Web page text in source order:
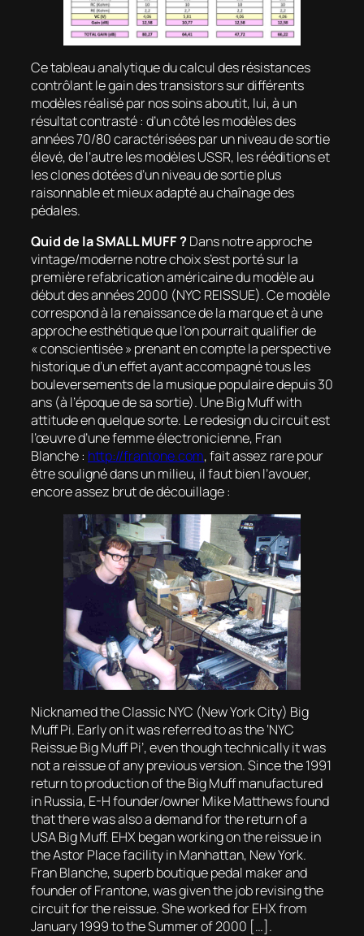
Ce tableau analytique du calcul des résistances
contrôlant le gain des transistors sur différents
modèles réalisé par nos soins aboutit, lui, à un
résultat contrasté : d’un côté les modèles des
années 70/80 caractérisées par un niveau de sortie
élevé, de l’autre les modèles USSR, les rééditions et
les clones dotées d’un niveau de sortie plus
raisonnable et mieux adapté au chaînage des
pédales.
Quid de la SMALL MUFF ?Dans notre approche
vintage/moderne notre choix s’est porté sur la
première refabrication américaine du modèle au
début des années 2000 (NYC REISSUE). Ce modèle
correspond à la renaissance de la marque et à une
approche esthétique que l’on pourrait qualifier de
« conscientisée » prenant en compte la perspective
historique d’un effet ayant accompagné tous les
bouleversements de la musique populaire depuis 30
ans (à l’époque de sa sortie). Une Big Muffwith
attitudeen quelque sorte. Leredesigndu circuit est
l’œuvre d’une femme électronicienne, Fran
Blanche : http://frantone.com, fait assez rare pour
être souligné dans un milieu, il faut bien l’avouer,
encore assez brut de découillage :
Nicknamed the Classic NYC (New York City) Big
Muff Pi. Early on it was referred to as the ‘NYC
Reissue Big Muff Pi’, even though technically it was
not a reissue of any previous version. Since the 1991
return to production of the Big Muff manufactured
in Russia, E-H founder/owner Mike Matthews found
that there was also a demand for the return of a
USA Big Muff. EHX began working on the reissue in
the Astor Place facility in Manhattan, New York.
Fran Blanche, superb boutique pedal maker and
founder of Frantone, was given the job revising the
circuit for the reissue. She worked for EHX from
January 1999 to the Summer of 2000 […].